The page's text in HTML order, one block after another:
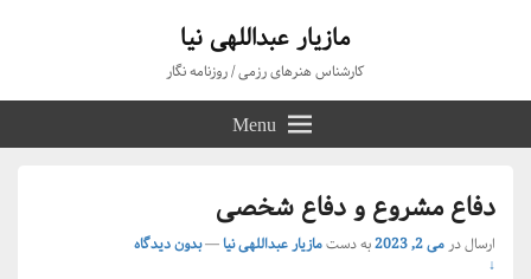
مازیار عبداللهی نیا
کارشناس هنرهای رزمی / روزنامه نگار
Menu
دفاع مشروع و دفاع شخصی
ارسال درمی 2, 2023 به دستمازیار عبداللهی نیا—بدون دیدگاه
↓